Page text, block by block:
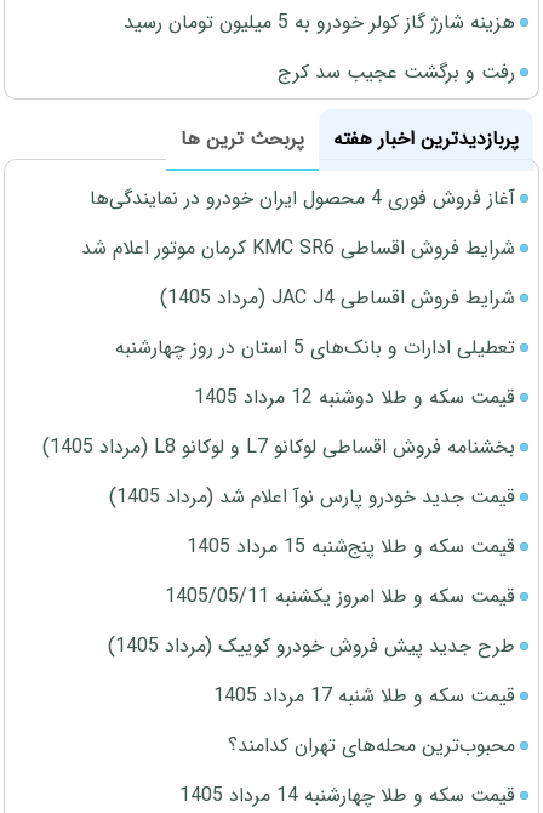
هزینه شارژ گاز کولر خودرو به 5 میلیون تومان رسید
رفت و برگشت عجیب سد کرج
پربازدیدترین اخبار هفته
پربحث ترین ها
آغاز فروش فوری 4 محصول ایران خودرو در نمایندگی‌ها
شرایط فروش اقساطی KMC SR6 کرمان موتور اعلام شد
شرایط فروش اقساطی JAC J4 (مرداد 1405)
تعطیلی ادارات و بانک‌های 5 استان در روز چهارشنبه
قیمت سکه و طلا دوشنبه 12 مرداد 1405
بخشنامه فروش اقساطی لوکانو L7 و لوکانو L8 (مرداد 1405)
قیمت جدید خودرو پارس نوآ اعلام شد (مرداد 1405)
قیمت سکه و طلا پنج‌شنبه 15 مرداد 1405
قیمت سکه و طلا امروز یکشنبه 1405/05/11
طرح جدید پیش فروش خودرو کوییک (مرداد 1405)
قیمت سکه و طلا شنبه 17 مرداد 1405
محبوب‌ترین محله‌های تهران کدامند؟
قیمت سکه و طلا چهارشنبه 14 مرداد 1405